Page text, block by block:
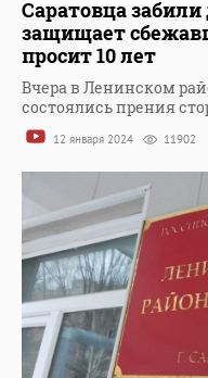
Саратовца
защищает
просит 10 лет
Вчера в Ленинском
состоялись прения
12 января 2024 11902